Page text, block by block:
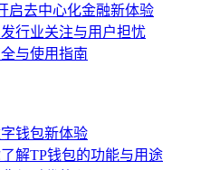
启去中心化金融新体验
行业关注与用户担忧
与使用指南
钱包新体验
解TP钱包的功能与用途